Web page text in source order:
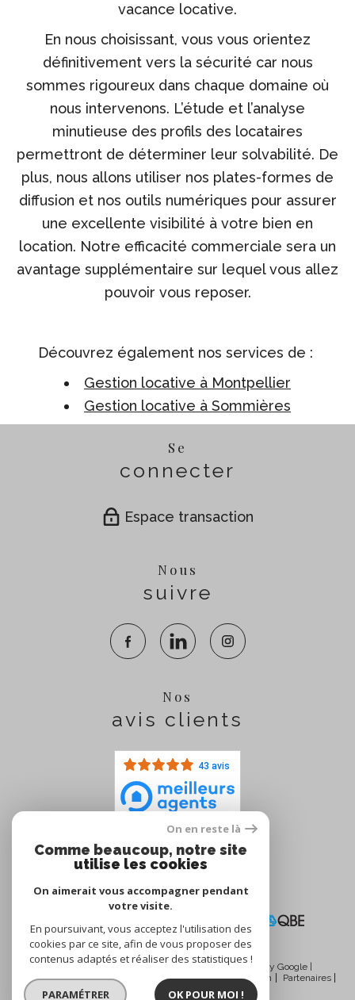
vacance locative.
En nous choisissant, vous vous orientez
définitivement vers la sécurité car nous
sommes rigoureux dans chaque domaine où
nous intervenons. L’étude et l’analyse
minutieuse des profils des locataires
permettront de déterminer leur solvabilité. De
plus, nous allons utiliser nos plates-formes de
diffusion et nos outils numériques pour assurer
une excellente visibilité à votre bien en
location. Notre efficacité commerciale sera un
avantage supplémentaire sur lequel vous allez
pouvoir vous reposer.
Découvrez également nos services de :
Gestion locative à Montpellier
Gestion locative à Sommières
Se
connecter
Espace transaction
Nous
suivre
Nos
avis clients
43 avis
Nous
adhérons
© 2026 | Tous droits réservés | Traduction powered by Google |
Nos honoraires
Plan du site Mentions légales Admin
Partenaires
Politique RGPD
On en reste là
Comme beaucoup, notre site
utilise les cookies
On aimerait vous accompagner pendant
votre visite.
En poursuivant, vous acceptez l'utilisation des
cookies par ce site, afin de vous proposer des
contenus adaptés et réaliser des statistiques !
PARAMÉTRER OK POUR MOI !